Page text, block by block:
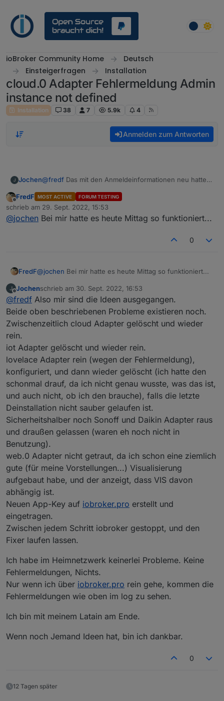
ioBroker Community Home
Deutsch
Einsteigerfragen
Installation
cloud.0 Adapter Fehlermeldung Admin
instance not defined
Installation 38 7 5.9k 4
Anmelden zum Antworten
Jochen@fredf Das mit den Anmeldeinformationen neu hatte
Offline
FredF MOST ACTIVE FORUM TESTING
schrieb am 29. Sept. 2022, 15:53
zuletzt editiert von
@jochen Bei mir hatte es heute Mittag so funktioniert...
0
FredF@jochen Bei mir hatte es heute Mittag so funktioniert...
Offline
Jochenschrieb am 30. Sept. 2022, 16:53
zuletzt editiert von
@fredf Also mir sind die Ideen ausgegangen.
Beide oben beschriebenen Probleme existieren noch.
Zwischenzeitlich cloud Adapter gelöscht und wieder
rein.
iot Adapter gelöscht und wieder rein.
lovelace Adapter rein (wegen der Fehlermeldung),
konfiguriert, und dann wieder gelöscht (ich hatte den
schonmal drauf, da ich nicht genau wusste, was das ist,
und auch nicht, ob ich den brauche), falls die letzte
Deinstallation nicht sauber gelaufen ist.
Sicherheitshalber noch Sonoff und Daikin Adapter raus
und draußen gelassen (waren eh noch nicht in
Benutzung).
web.0 Adapter nicht getraut, da ich schon eine ziemlich
gute (für meine Vorstellungen...) Visualisierung
aufgebaut habe, und der anzeigt, dass VIS davon
abhängig ist.
Neuen App-Key auf iobroker.pro erstellt und
eingetragen.
Zwischen jedem Schritt iobroker gestoppt, und den
Fixer laufen lassen.
Ich habe im Heimnetzwerk keinerlei Probleme. Keine
Fehlermeldungen, Nichts.
Nur wenn ich über iobroker.pro rein gehe, kommen die
Fehlermeldungen wie oben im log zu sehen.
Ich bin mit meinem Latain am Ende.
Wenn noch Jemand Ideen hat, bin ich dankbar.
0
12 Tagen später